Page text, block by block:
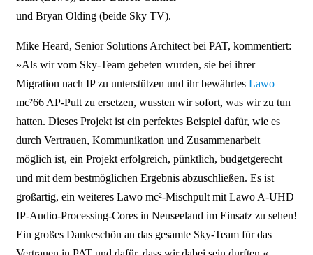
und Bryan Olding (beide Sky TV).
Mike Heard, Senior Solutions Architect bei PAT, kommentiert:
»Als wir vom Sky-Team gebeten wurden, sie bei ihrer
Migration nach IP zu unterstützen und ihr bewährtes Lawo
mc²66 AP-Pult zu ersetzen, wussten wir sofort, was wir zu tun
hatten. Dieses Projekt ist ein perfektes Beispiel dafür, wie es
durch Vertrauen, Kommunikation und Zusammenarbeit
möglich ist, ein Projekt erfolgreich, pünktlich, budgetgerecht
und mit dem bestmöglichen Ergebnis abzuschließen. Es ist
großartig, ein weiteres Lawo mc²-Mischpult mit Lawo A-UHD
IP-Audio-Processing-Cores in Neuseeland im Einsatz zu sehen!
Ein großes Dankeschön an das gesamte Sky-Team für das